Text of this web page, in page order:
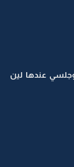
عندها لين